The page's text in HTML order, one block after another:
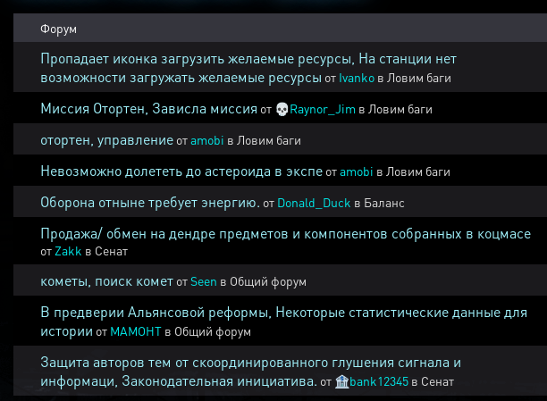
Форум
Пропадает иконка загрузить желаемые ресурсы, На станции нет
возможности загружать желаемые ресурсы от Ivanko в Ловим баги
Миссия Отортен, Зависла миссия от 💀Raynor_Jim в Ловим баги
отортен, управление отamobi в Ловим баги
Невозможно долететь до астероида в экспе отamobi в Ловим баги
Оборона отныне требует энергию. от Donald_Duck в Баланс
Продажа/ обмен на дендре предметов и компонентов собранных в коцмасе
от Zakk в Сенат
кометы, поиск комет отSeen в Общий форум
В предверии Альянсовой реформы, Некоторые статистические данные для
истории от MAMOHT в Общий форум
Защита авторов тем от скоординированного глушения сигнала и
информаци, Законодательная инициатива. от 🏦bank12345 в Сенат